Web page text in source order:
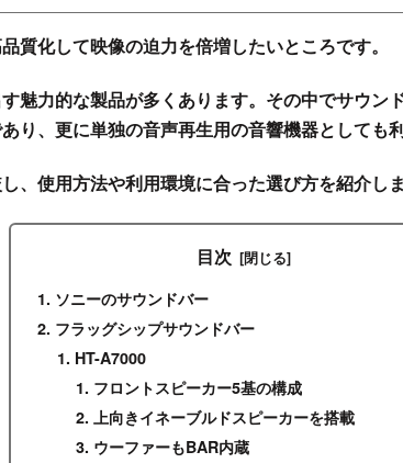
質化して映像の迫力を倍増したいところです。
魅力的な製品が多くあります。その中でサウ
り、更に単独の音声再生用の音響機器としても
、使用方法や利用環境に合った選び方を紹介しま
目次
ソニーのサウンドバー
フラッグシップサウンドバー
HT-A7000
フロントスピーカー5基の構成
上向きイネーブルドスピーカーを搭載
ウーファーもBAR内蔵